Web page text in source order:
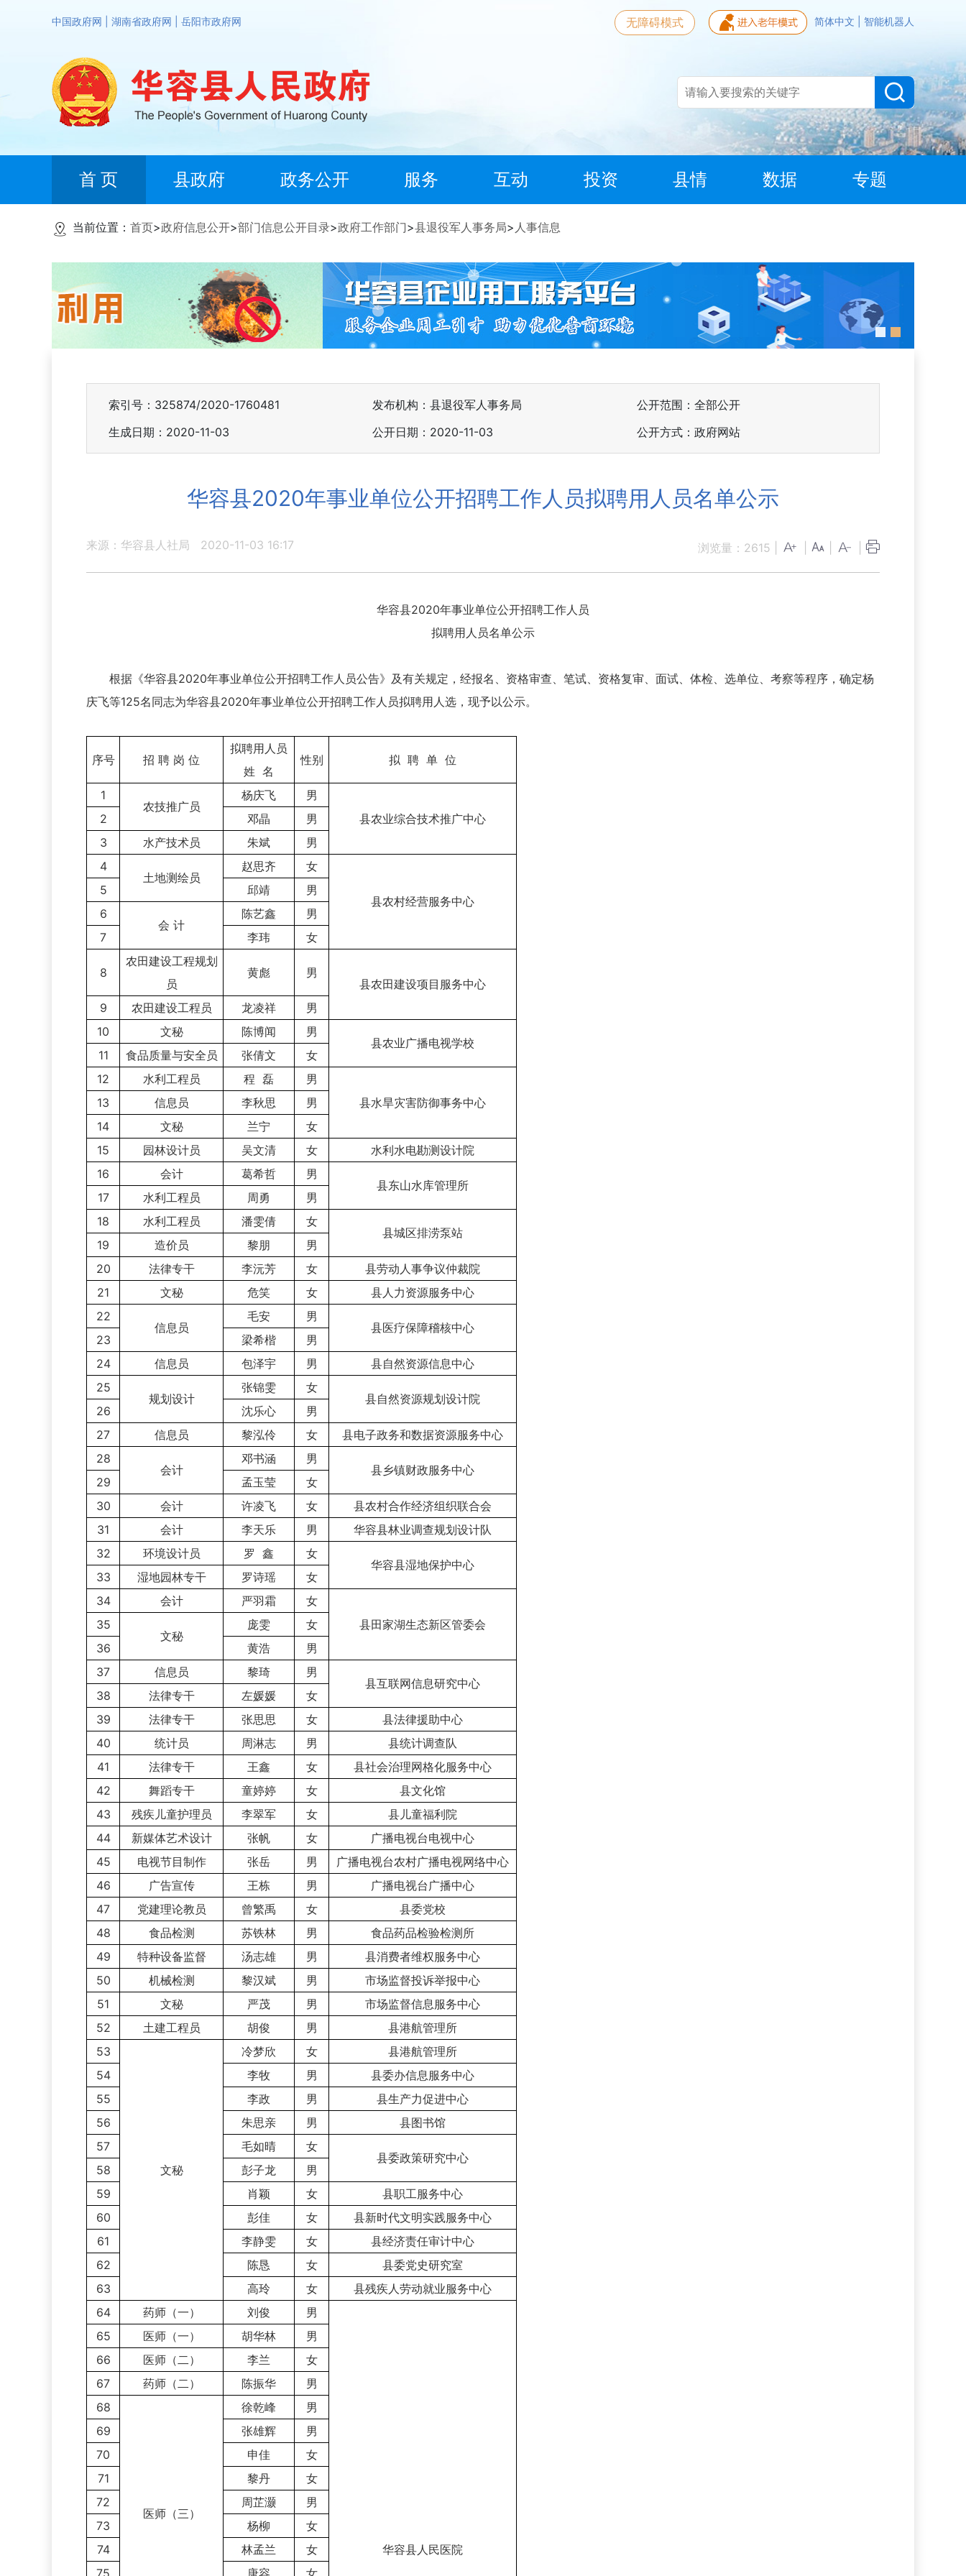
中国政府网 湖南省政府网 岳阳市政府网 简体中文 智能机器人
无障碍模式
首 页 县政府 政务公开 服务 互动 投资 县情 数据 专题
当前位置： 首页>政府信息公开>部门信息公开目录>政府工作部门>县退役军人事务局> 人事信息
索引号：325874/2020-1760481 发布机构：县退役军人事务局
公开范围：全部公开
生成日期：2020-11-03
公开日期：2020-11-03 公开方式：政府网站
华容县2020年事业单位公开招聘工作人员拟聘用人员名单公示
来源：华容县人社局 2020-11-03 16:17 浏览量： 2615
华容县2020年事业单位公开招聘工作人员
拟聘用人员名单公示
根据《华容县2020年事业单位公开招聘工作人员公告》及有关规定，经报名、资格审查、笔试、资格复审、面试、体检、选单位、考察等程序，确定杨
庆飞等125名同志为华容县2020年事业单位公开招聘工作人员拟聘用人选，现予以公示。
序号 招 聘 岗 位
拟聘用人员
姓 名
性别 拟 聘 单 位
1
农技推广员
杨庆飞
男
县农业综合技术推广中心
2 邓晶
男
3
水产技术员 朱斌
男
4
土地测绘员
赵思齐 女
县农村经营服务中心
5 邱靖
男
6
会 计
陈艺鑫
男
7
李玮 女
8
农田建设工程规划
员
黄彪
男
县农田建设项目服务中心
9
农田建设工程员 龙凌祥
男
10
文秘 陈博闻
男
县农业广播电视学校
11
食品质量与安全员 张倩文
女
12
水利工程员 程 磊
男
县水旱灾害防御事务中心
13 信息员 李秋思
男
14
文秘 兰宁
女
15
园林设计员 吴文清 女
水利水电勘测设计院
16
会计 葛希哲
男
县东山水库管理所
17
水利工程员 周勇
男
18
水利工程员 潘雯倩
女
县城区排涝泵站
19
造价员 黎朋
男
20
法律专干 李沅芳 女
县劳动人事争议仲裁院
21
文秘 危笑 女
县人力资源服务中心
22
信息员
毛安
男
县医疗保障稽核中心
23
梁希楷
男
24
信息员 包泽宇 男
县自然资源信息中心
25
规划设计
张锦雯
女
县自然资源规划设计院
26
沈乐心
男
27
信息员 黎泓伶 女
县电子政务和数据资源服务中心
28
会计
邓书涵
男
县乡镇财政服务中心
29
孟玉莹
女
30
会计 许凌飞 女
县农村合作经济组织联合会
31
会计 李天乐 男
华容县林业调查规划设计队
32
环境设计员 罗 鑫
女
华容县湿地保护中心
33
湿地园林专干 罗诗瑶
女
34
会计 严羽霜
女
县田家湖生态新区管委会
35
文秘
庞雯
女
36
黄浩
男
37
信息员 黎琦
男
县互联网信息研究中心
38
法律专干 左媛媛
女
39
法律专干 张思思 女
县法律援助中心
40
统计员 周淋志 男
县统计调查队
41
法律专干 王鑫 女
县社会治理网格化服务中心
42
舞蹈专干 童婷婷 女
县文化馆
43
残疾儿童护理员 李翠军 女
县儿童福利院
44
新媒体艺术设计 张帆 女
广播电视台电视中心
45
电视节目制作 张岳 男
广播电视台农村广播电视网络中心
46
广告宣传 王栋 男
广播电视台广播中心
47
党建理论教员 曾繁禹 女
县委党校
48
食品检测 苏铁林 男
食品药品检验检测所
49
特种设备监督 汤志雄 男
县消费者维权服务中心
50
机械检测 黎汉斌 男
市场监督投诉举报中心
51
文秘 严茂 男
市场监督信息服务中心
52
土建工程员 胡俊 男
县港航管理所
53
文秘
冷梦欣 女
县港航管理所
54
李牧 男
县委办信息服务中心
55
李政 男
县生产力促进中心
56
朱思亲 男
县图书馆
57
毛如晴
女
县委政策研究中心
58
彭子龙
男
59
肖颖 女
县职工服务中心
60
彭佳 女
县新时代文明实践服务中心
61
李静雯 女
县经济责任审计中心
62
陈恳 女
县委党史研究室
63
高玲 女
县残疾人劳动就业服务中心
64
药师（一） 刘俊 男
华容县人民医院
65 医师（一） 胡华林
男
66
医师（二） 李兰
女
67
药师（二） 陈振华
男
68
医师（三）
徐乾峰
男
69
张雄辉
男
70
申佳
女
71
黎丹
女
72
周芷灏
男
73
杨柳
女
74
林孟兰
女
75
唐容 女